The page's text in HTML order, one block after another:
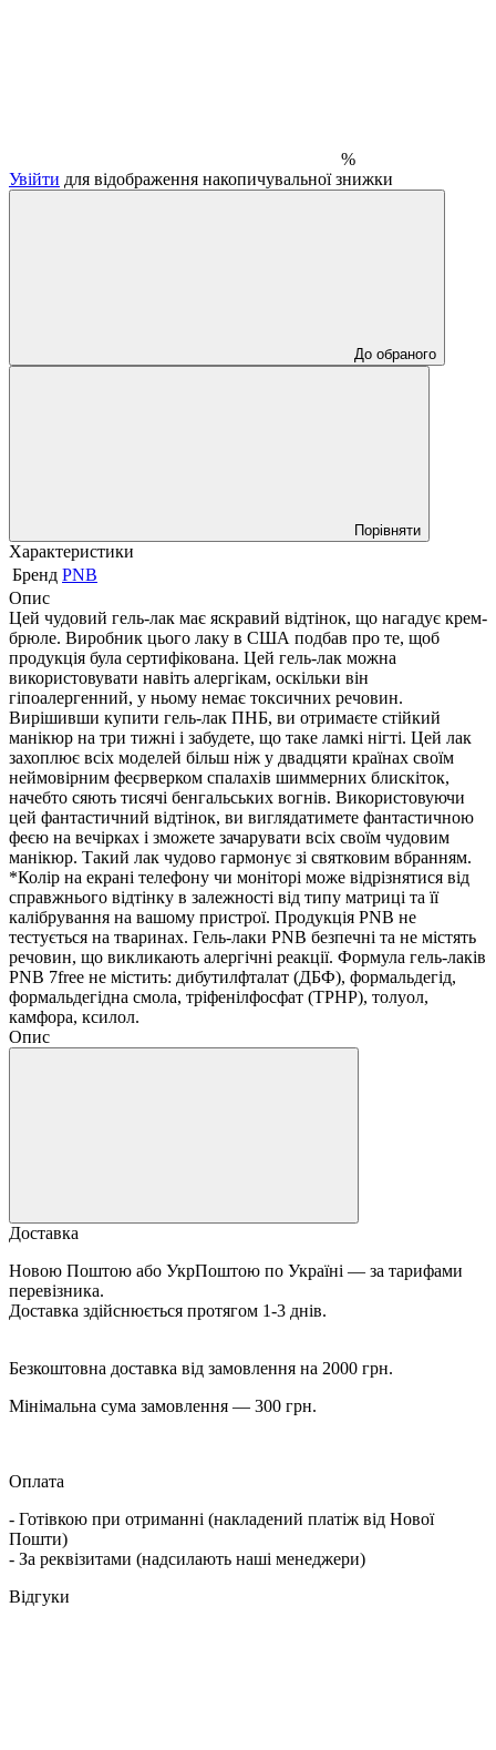
%
Увійти для відображення накопичувальної знижки
До обраного
Порівняти
Характеристики
Бренд PNB
Опис
Цей чудовий гель-лак має яскравий відтінок, що нагадує крем-
брюле. Виробник цього лаку в США подбав про те, щоб
продукція була сертифікована. Цей гель-лак можна
використовувати навіть алергікам, оскільки він
гіпоалергенний, у ньому немає токсичних речовин.
Вирішивши купити гель-лак ПНБ, ви отримаєте стійкий
манікюр на три тижні і забудете, що таке ламкі нігті. Цей лак
захоплює всіх моделей більш ніж у двадцяти країнах своїм
неймовірним феєрверком спалахів шиммерних блискіток,
начебто сяють тисячі бенгальських вогнів. Використовуючи
цей фантастичний відтінок, ви виглядатимете фантастичною
феєю на вечірках і зможете зачарувати всіх своїм чудовим
манікюр. Такий лак чудово гармонує зі святковим вбранням.
*Колір на екрані телефону чи моніторі може відрізнятися від
справжнього відтінку в залежності від типу матриці та її
калібрування на вашому пристрої. Продукція PNB не
тестується на тваринах. Гель-лаки PNB безпечні та не містять
речовин, що викликають алергічні реакції. Формула гель-лаків
PNB 7free не містить: дибутилфталат (ДБФ), формальдегід,
формальдегідна смола, тріфенілфосфат (TPHP), толуол,
камфора, ксилол.
Опис
Доставка
Новою Поштою або УкрПоштою по Україні — за тарифами
перевізника.
Доставка здійснюється протягом 1-3 днів.
Безкоштовна доставка від замовлення на 2000 грн.
Мінімальна сума замовлення — 300 грн.
Оплата
- Готівкою при отриманні (накладений платіж від Нової
Пошти)
- За реквізитами (надсилають наші менеджери)
Відгуки